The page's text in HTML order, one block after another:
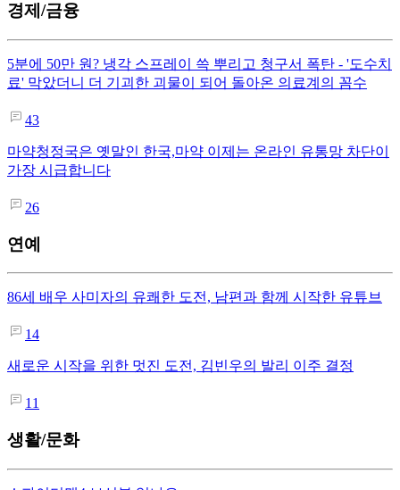
경제/금융
5분에 50만 원? 냉각 스프레이 쓱 뿌리고 청구서 폭탄 - '도수치
료' 막았더니 더 기괴한 괴물이 되어 돌아온 의료계의 꼼수
43
마약청정국은 옛말인 한국,마약 이제는 온라인 유통망 차단이
가장 시급합니다
26
연예
86세 배우 사미자의 유쾌한 도전, 남편과 함께 시작한 유튜브
14
새로운 시작을 위한 멋진 도전, 김빈우의 발리 이주 결정
11
생활/문화